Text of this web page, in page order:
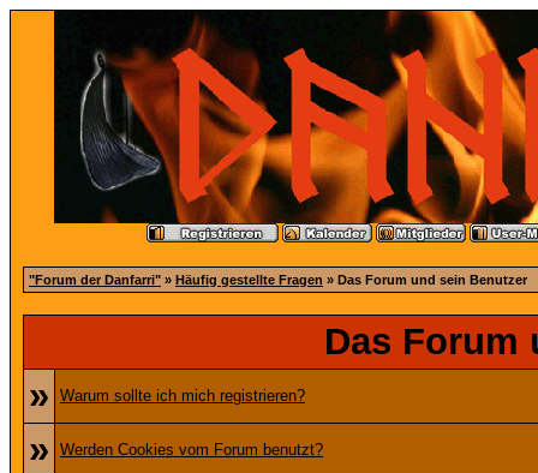
"Forum der Danfarri" » Häufig gestellte Fragen » Das Forum und sein Benutzer
Das Forum
»
Warum sollte ich mich registrieren?
» Werden Cookies vom Forum benutzt?